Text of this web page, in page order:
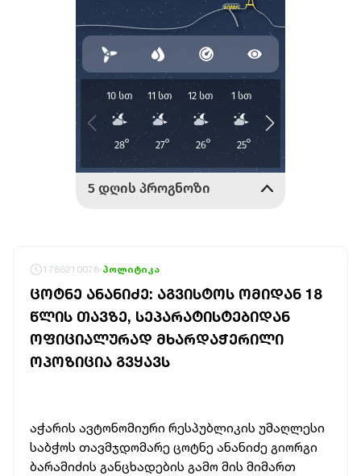
1786210078 პოლიტიკა
ᲪᲝᲢᲜᲔ ᲐᲜᲐᲜᲘᲫᲔ: ᲐᲒᲕᲘᲡᲢᲝᲡ ᲝᲛᲘᲓᲐᲜ 18
ᲬᲚᲘᲡ ᲗᲐᲕᲖᲔ, ᲡᲔᲞᲐᲠᲐᲢᲘᲡᲢᲔᲑᲘᲓᲐᲜ
ᲝᲤᲘᲪᲘᲐᲚᲣᲠᲐᲓ ᲛᲮᲐᲠᲓᲐᲭᲔᲠᲘᲚᲘ
ᲝᲞᲝᲖᲘᲪᲘᲐ ᲒᲕᲧᲐᲕᲡ
აჭარის ავტონომიური რესპუბლიკის უმაღლესი
საბჭოს თავმჯდომარე ცოტნე ანანიძე გიორგი
ბარამიძის განცხადების გამო მის მიმართ